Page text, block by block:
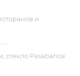
и
—
стекло Pasabahce